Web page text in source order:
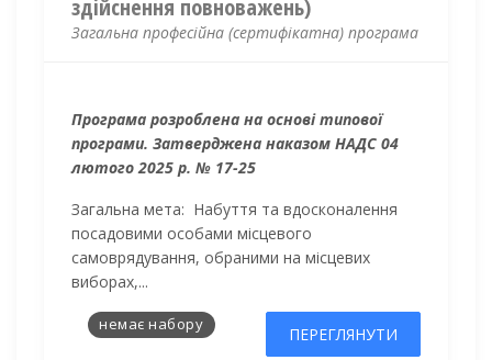
здійснення повноважень)
Загальна професійна (сертифікатна) програма
Програма розроблена на основі типової
програми. Затверджена наказом НАДС 04
лютого 2025 р. № 17-25
Загальна мета: Набуття та вдосконалення
посадовими особами місцевого
самоврядування, обраними на місцевих
виборах,...
немає набору ПЕРЕГЛЯНУТИ